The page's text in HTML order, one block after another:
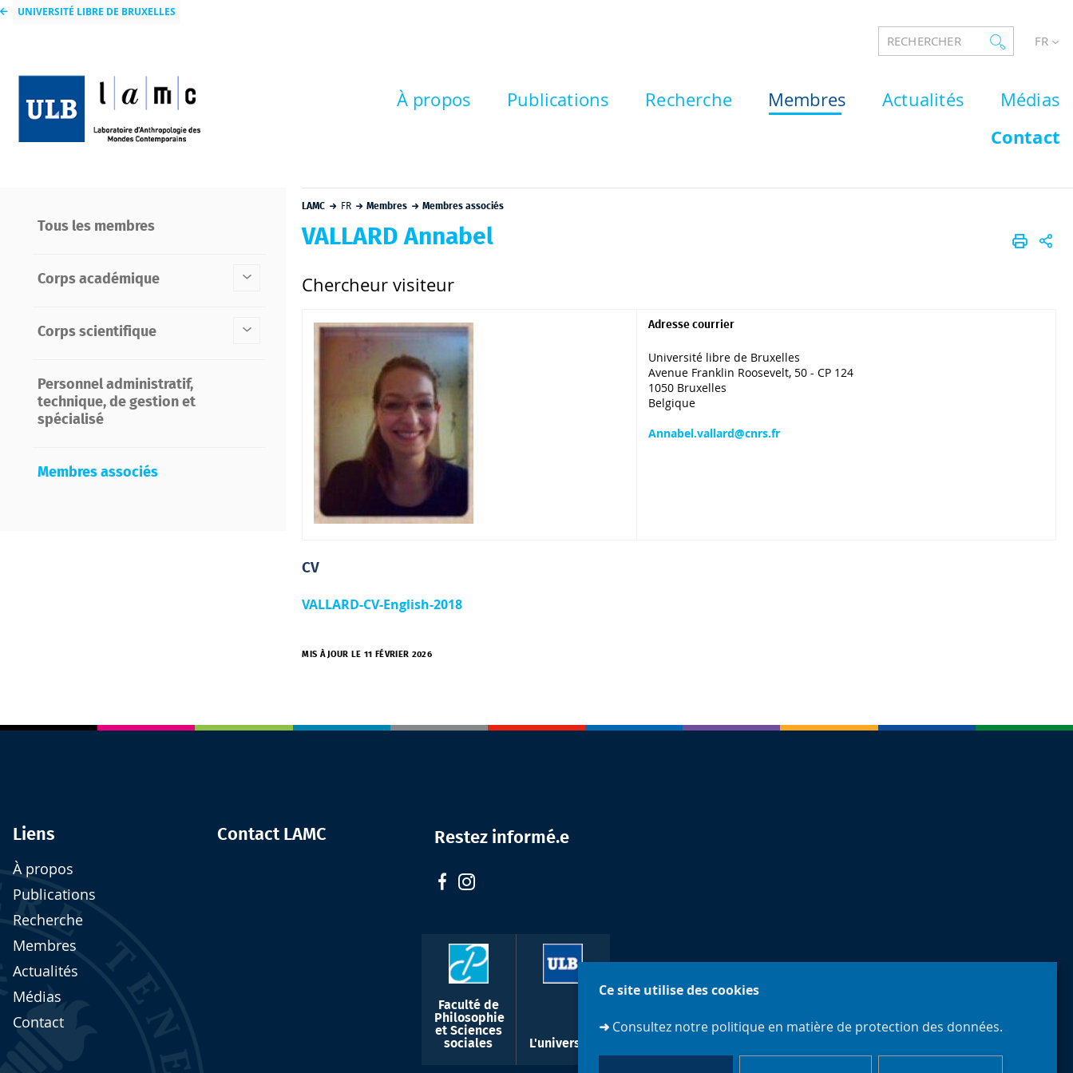
Ce site utilise des cookies
➜ Consultez notre politique en matière de protection des données.
UNIVERSITÉ LIBRE DE BRUXELLES
RECHERCHER FR
À propos Publications Recherche Membres Actualités Médias
Contact
Tous les membres
Corps académique
Corps scientifique
Personnel administratif,
technique, de gestion et
spécialisé
Membres associés
LAMC FR Membres Membres associés
VALLARD Annabel
Chercheur visiteur
Adresse courrier
Université libre de Bruxelles
Avenue Franklin Roosevelt, 50 - CP 124
1050 Bruxelles
Belgique
Annabel.vallard@cnrs.fr
CV
VALLARD-CV-English-2018
MIS À JOUR LE 11 FÉVRIER 2026
Liens
À propos
Publications
Recherche
Membres
Actualités
Médias
Contact
Contact LAMC Restez informé.e
Faculté de
Philosophie
et Sciences
sociales
L'université